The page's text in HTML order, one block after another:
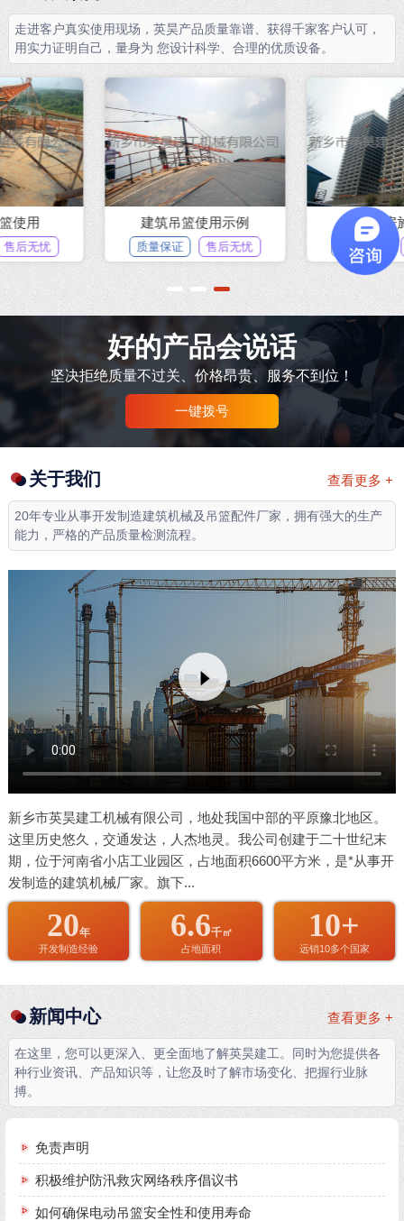
走进客户真实使用现场，英昊产品质量靠谱、获得千家客户认可，
用实力证明自己，量身为 您设计科学、合理的优质设备。
建筑吊篮使用示例
质量保证 售后无忧
某商品房施工现场
质量保证 售后无忧
1 2 3
好的产品会说话
坚决拒绝质量不过关、价格昂贵、服务不到位！
一键拨号
查看更多 +
关于我们
20年专业从事开发制造建筑机械及吊篮配件厂家，拥有强大的生产
能力，严格的产品质量检测流程。
新乡市英昊建工机械有限公司，地处我国中部的平原豫北地区。
这里历史悠久，交通发达，人杰地灵。我公司创建于二十世纪末
期，位于河南省小店工业园区，占地面积6600平方米，是*从事开
发制造的建筑机械厂家。旗下...
20年
开发制造经验
6.6千㎡
占地面积
10+
远销10多个国家
查看更多 +
新闻中心
在这里，您可以更深入、更全面地了解英昊建工。同时为您提供各
种行业资讯、产品知识等，让您及时了解市场变化、把握行业脉
搏。
免责声明
积极维护防汛救灾网络秩序倡议书
如何确保电动吊篮安全性和使用寿命